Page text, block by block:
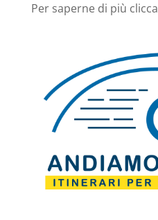
Per saperne di più clicca